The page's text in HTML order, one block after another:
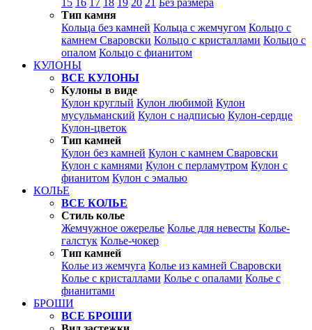
15 16 17 18 19 20 21 Без размера
Тип камня
Кольца без камней Кольца с жемчугом Кольцо с
камнем Сваровски Кольцо с кристаллами Кольцо с
опалом Кольцо с фианитом
КУЛОНЫ
ВСЕ КУЛОНЫ
Кулоны в виде
Кулон круглый Кулон любимой Кулон
мусульманский Кулон с надписью Кулон-сердце
Кулон-цветок
Тип камней
Кулон без камней Кулон с камнем Сваровски
Кулон с камнями Кулон с перламутром Кулон с
фианитом Кулон с эмалью
КОЛЬЕ
ВСЕ КОЛЬЕ
Стиль колье
Жемчужное ожерелье Колье для невесты Колье-
галстук Колье-чокер
Тип камней
Колье из жемчуга Колье из камней Сваровски
Колье с кристаллами Колье с опалами Колье с
фианитами
БРОШИ
ВСЕ БРОШИ